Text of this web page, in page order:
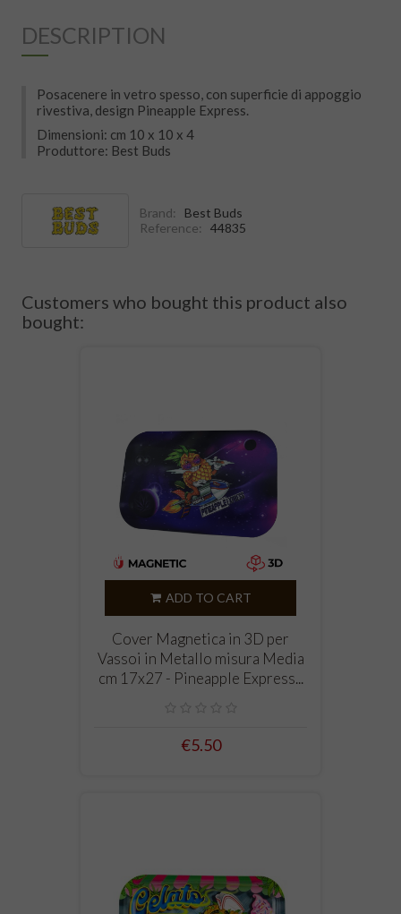
DESCRIPTION
Posacenere in vetro spesso, con superficie di appoggio
rivestiva, design Pineapple Express.
Dimensioni: cm 10 x 10 x 4
Produttore: Best Buds
Brand:
Best Buds
Reference:
44835
Customers who bought this product also
bought:
ADD TO CART
Cover Magnetica in 3D per
Vassoi in Metallo misura Media
cm 17x27 - Pineapple Express...
€5.50